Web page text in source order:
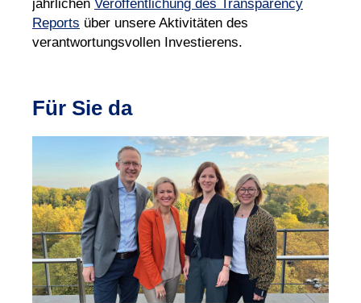
jährlichen Veröffentlichung des Transparency
Reports über unsere Aktivitäten des
verantwortungsvollen Investierens.
Für Sie da